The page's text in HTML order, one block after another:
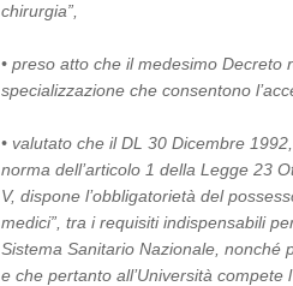
chirurgia”,
• preso atto che il medesimo
specializzazione che consentono
• valutato che il DL 30 Dicembre
norma dell’articolo 1 della Legge 23
V, dispone l’obbligatorietà del
medici”, tra i requisiti indispensabili
Sistema Sanitario Nazionale, nonché
e che pertanto all’Università